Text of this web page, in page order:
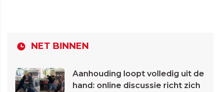
NET BINNEN
Aanhouding loopt volledig uit de
hand: online discussie richt zich